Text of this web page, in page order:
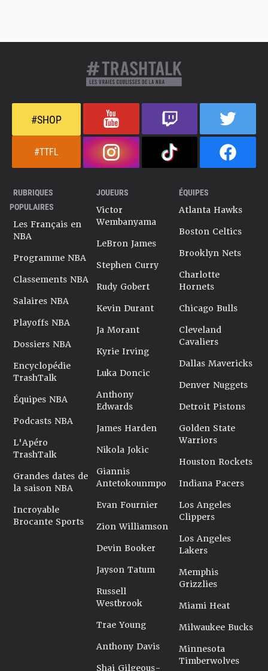
#SHOP
#TTFL
RUBRIQUES
POPULAIRES
Les Français en
NBA
Programme NBA
Classements NBA
Salaires NBA
Playoffs NBA
Dossiers NBA
Encyclopédie
TrashTalk
Équipes NBA
Podcasts NBA
L'Apéro
TrashTalk
Grandes dates de
la saison NBA
Incroyable
Brocante Sports
JOUEURS
Victor
Wembanyama
LeBron James
Stephen Curry
Rudy Gobert
Kevin Durant
Ja Morant
Kyrie Irving
Luka Doncic
Anthony
Edwards
James Harden
Nikola Jokic
Giannis
Antetokounmpo
Evan Fournier
Zion Williamson
Devin Booker
Jayson Tatum
Russell
Westbrook
Trae Young
Anthony Davis
Shai Gilgeous-
ÉQUIPES
Atlanta Hawks
Boston Celtics
Brooklyn Nets
Charlotte
Hornets
Chicago Bulls
Cleveland
Cavaliers
Dallas Mavericks
Denver Nuggets
Detroit Pistons
Golden State
Warriors
Houston Rockets
Indiana Pacers
Los Angeles
Clippers
Los Angeles
Lakers
Memphis
Grizzlies
Miami Heat
Milwaukee Bucks
Minnesota
Timberwolves